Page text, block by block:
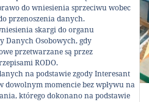
do wniesienia sprzeciwu wobec
przenoszenia danych.
skargi do organu
Danych Osobowych, gdy
przetwarzane są przez
RODO.
na podstawie zgody Interesant
dowolnym momencie bez wpływu na
którego dokonano na podstawie